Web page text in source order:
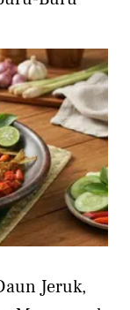
Jeruk,